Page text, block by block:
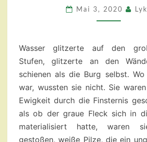
Mai 3, 2020
Wasser glitzerte auf den
Stufen, glitzerte an den
schienen als die Burg selbst.
war, wussten sie nicht. Sie
Ewigkeit durch die Finsternis
als ob der graue Fleck sich in
materialisiert hatte, waren
gestoßen, weiße Pilze, die ein